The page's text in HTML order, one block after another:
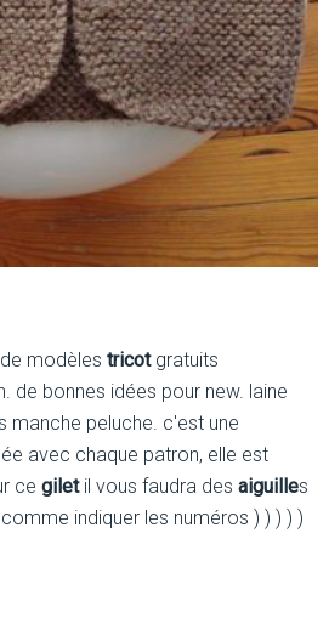
modèles tricotgratuits
de bonnes idées pour new. laine
manche peluche. c'est une
avec chaque patron, elle est
ce giletil vous faudra des aiguilles
indiquer les numéros ) ) ) ) )